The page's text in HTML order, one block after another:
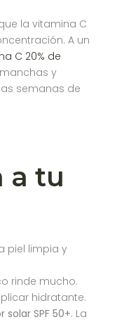
la vitamina C
A un
C 20% de
y
semanas de
a tu
piel limpia y
rinde mucho.
hidratante.
SPF 50+. La